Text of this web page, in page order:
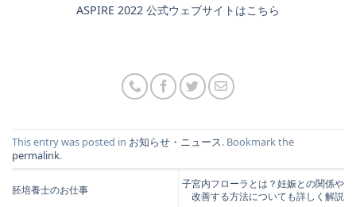
ASPIRE 2022 公式ウェブサイトはこちら
This entry was posted in お知らせ・ニュース. Bookmark the
permalink.
胚培養士のお仕事
子宮内フローラとは？妊娠との関係や
改善する方法についても詳しく解説